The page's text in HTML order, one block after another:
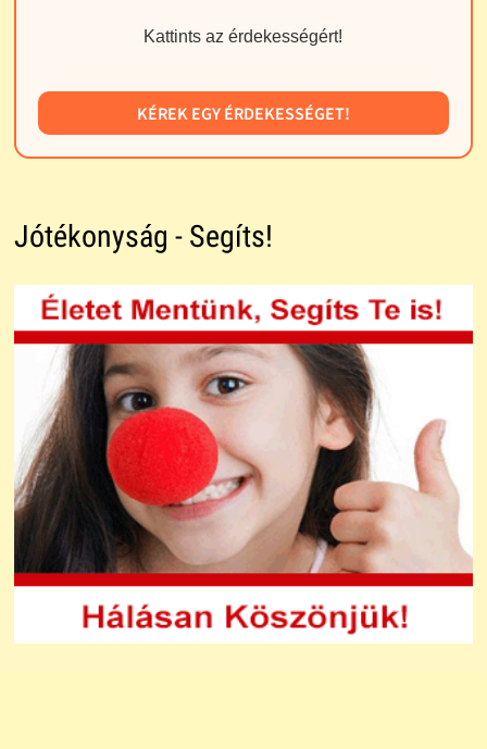
Kattints az érdekességért!
KÉREK EGY ÉRDEKESSÉGET!
Jótékonyság - Segíts!